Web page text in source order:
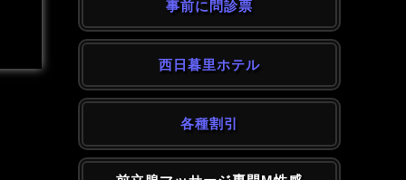
事前に問診票
西日暮里ホテル
各種割引